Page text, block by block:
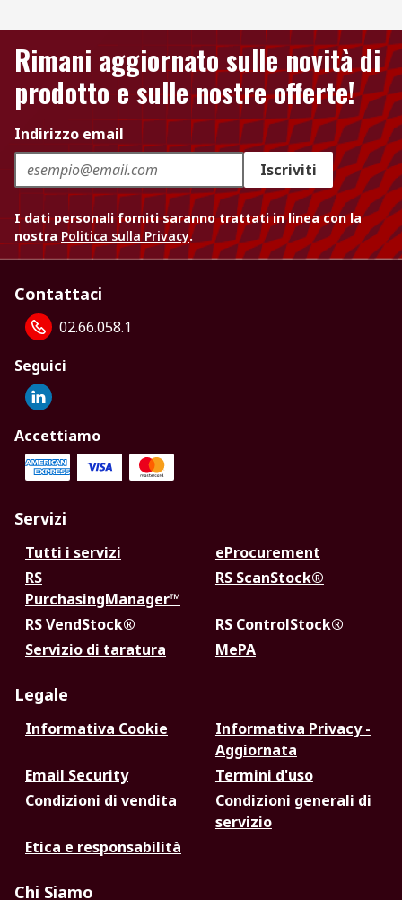
Rimani aggiornato sulle novità di
prodotto e sulle nostre offerte!
Indirizzo email
Iscriviti
I dati personali forniti saranno trattati in linea con la
nostra Politica sulla Privacy.
Contattaci
02.66.058.1
Seguici
Accettiamo
Servizi
Tutti i servizi
eProcurement
RS
PurchasingManager™
RS ScanStock®
RS VendStock®
RS ControlStock®
Servizio di taratura
MePA
Legale
Informativa Cookie
Informativa Privacy -
Aggiornata
Email Security
Termini d'uso
Condizioni di vendita
Condizioni generali di
servizio
Etica e responsabilità
Chi Siamo